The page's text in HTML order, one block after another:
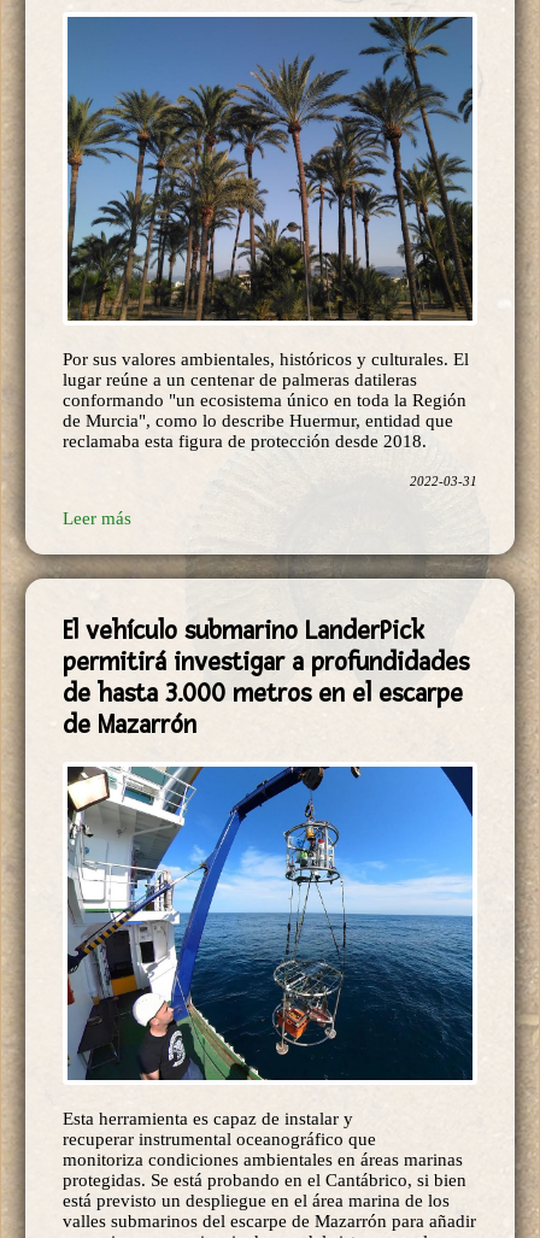
Por sus valores ambientales, históricos y culturales. El
lugar reúne a un centenar de palmeras datileras
conformando "un ecosistema único en toda la Región
de Murcia", como lo describe Huermur, entidad que
reclamaba esta figura de protección desde 2018.
2022-03-31
Leer más
El vehículo submarino LanderPick
permitirá investigar a profundidades
de hasta 3.000 metros en el escarpe
de Mazarrón
Esta herramienta es capaz de instalar y
recuperar instrumental oceanográfico que
monitoriza condiciones ambientales en áreas marinas
protegidas. Se está probando en el Cantábrico, si bien
está previsto un despliegue en el área marina de los
valles submarinos del escarpe de Mazarrón para añadir